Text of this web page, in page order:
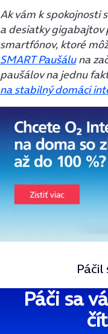
Ak vám k spokojnosti
a desiatky gigabajtov
smartfónov, ktoré
SMART Paušáluna
paušálov na jednu
na stabilný domáci
Páčil
Páči sa